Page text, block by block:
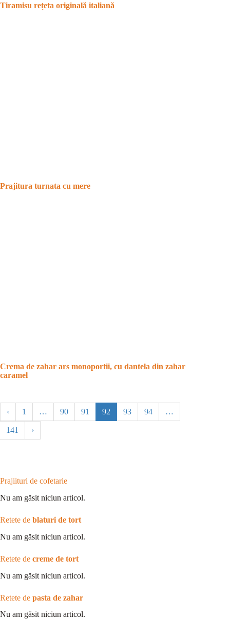
Tiramisu rețeta originală italiană
Prajitura turnata cu mere
Crema de zahar ars monoportii, cu dantela din zahar
caramel
‹ 1 … 90 91 92 93 94 …
141 ›
Prajiituri de cofetarie
Nu am găsit niciun articol.
Retete de blaturi de tort
Nu am găsit niciun articol.
Retete de creme de tort
Nu am găsit niciun articol.
Retete de pasta de zahar
Nu am găsit niciun articol.